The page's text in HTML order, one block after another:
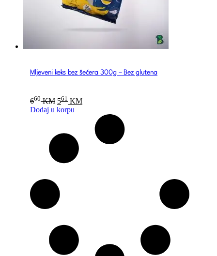
Mljeveni keks bez šećera 300g – Bez glutena
660 KM Original
price
was:
561 KMCurrent
price
561 KM.
Dodaj u korpu